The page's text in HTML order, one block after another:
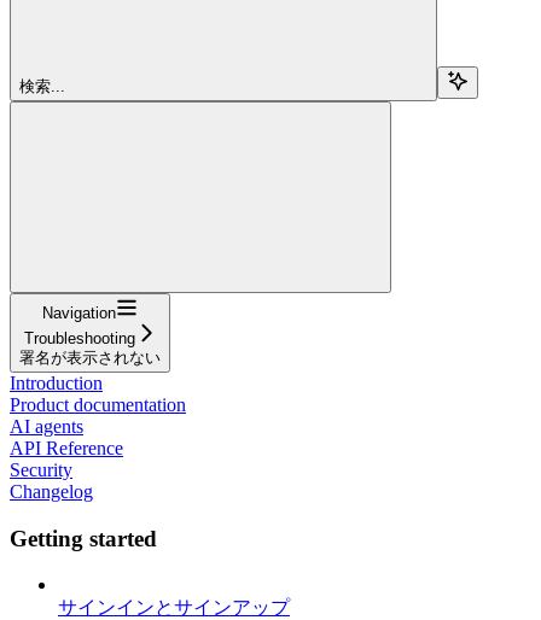
検索...
Navigation
Troubleshooting
署名が表示されない
Introduction
Product documentation
AI agents
API Reference
Security
Changelog
Getting started
サインインとサインアップ